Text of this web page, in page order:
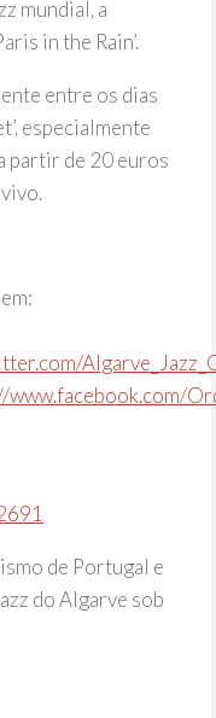
mundial, a
in the Rain’.
entre os dias
especialmente
partir de 20 euros
www.facebook.com/
de Portugal e
do Algarve sob